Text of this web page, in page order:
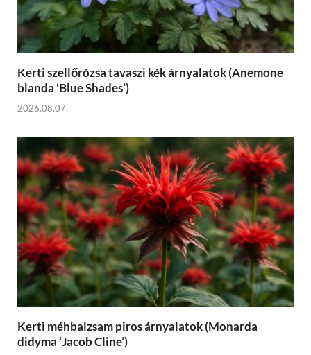
Kerti szellőrózsa tavaszi kék árnyalatok (Anemone
blanda ‘Blue Shades’)
2026.08.07.
Kerti méhbalzsam piros árnyalatok (Monarda
didyma ‘Jacob Cline’)